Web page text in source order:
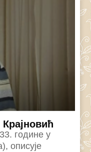
године у
описује